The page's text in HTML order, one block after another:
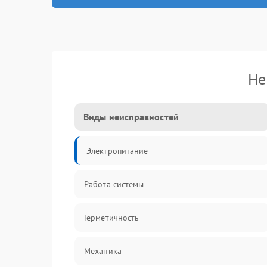
Виды неисправностей
Электропитание
Работа системы
Герметичность
Механика